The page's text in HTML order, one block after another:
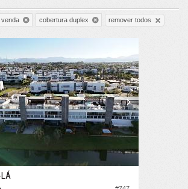
venda cobertura duplex remover todos